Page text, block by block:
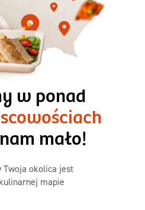
TAK
- 2250kcal
objętości. Mniej dań,
wygoda!
73,99
w ponad
mało!
Twoja okolica jest
mapie